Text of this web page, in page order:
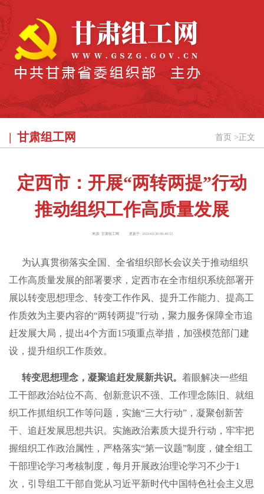
甘肃组工网 首页 > 正文
定西市：开展“两转两提”行动
推动组织工作高质量发展
来源: 甘肃组工网 更新于: 2022-03-30 09:49:53
为认真贯彻落实全国、全省组织部长会议关于推动组织
工作高质量发展的部署要求，定西市在全市组织系统部署开
展以转变思想理念、转变工作作风、提升工作能力、提高工
作质效为主要内容的“两转两提”行动，聚力服务保障全市追
赶发展大局，提出4个方面15项重点举措，加强模范部门建
设，提升组织工作质效。
转变思想理念，凝聚追赶发展新共识。 着眼解决一些组
工干部政治站位不高、创新意识不强、工作理念陈旧、就组
织工作抓组织工作等问题，实施“三大行动”，凝聚创新苦
干、追赶发展思想共识。实施政治素质大提升行动，牢牢把
握组织工作政治属性，严格落实“第一议题”制度，健全组工
干部理论学习考核制度，每月开展政治理论学习不少于1
次，引导组工干部自觉从习近平新时代中国特色社会主义思